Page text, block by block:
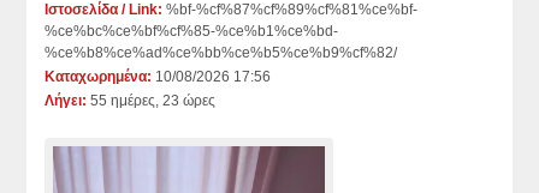
Ιστοσελίδα / Link: %bf-%cf%87%cf%89%cf%81%ce%bf-
%ce%bc%ce%bf%cf%85-%ce%b1%ce%bd-
%ce%b8%ce%ad%ce%bb%ce%b5%ce%b9%cf%82/
Καταχωρημένα: 10/08/2026 17:56
Λήγει: 55 ημέρες, 23 ώρες